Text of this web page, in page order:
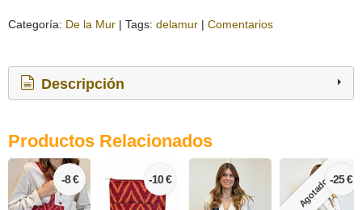
Categoría: De la Mur | Tags: delamur | Comentarios
Descripción
Productos Relacionados
-8 € -10 € Agotado-25 €